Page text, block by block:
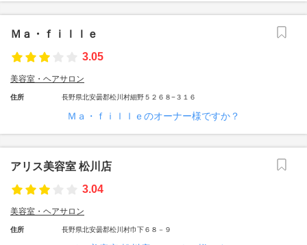
Ｍａ・ｆｉｌｌｅ
3.05
美容室・ヘアサロン
住所 長野県北安曇郡松川村細野５２６８−３１６
Ｍａ・ｆｉｌｌｅのオーナー様ですか？
アリス美容室 松川店
3.04
美容室・ヘアサロン
住所 長野県北安曇郡松川村巾下６８－９